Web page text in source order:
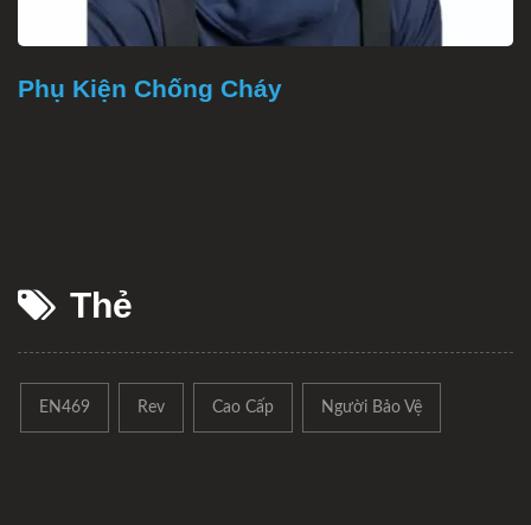
Phụ Kiện Chống Cháy
Thẻ
EN469 Rev Cao Cấp Người Bảo Vệ